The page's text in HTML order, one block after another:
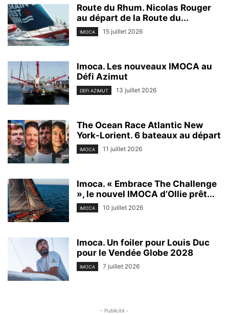
Route du Rhum. Nicolas Rouger
au départ de la Route du...
IMOCA 15 juillet 2026
Imoca. Les nouveaux IMOCA au
Défi Azimut
DEFI AZIMUT 13 juillet 2026
The Ocean Race Atlantic New
York-Lorient. 6 bateaux au départ
IMOCA 11 juillet 2026
Imoca. « Embrace The Challenge
», le nouvel IMOCA d’Ollie prêt...
IMOCA 10 juillet 2026
Imoca. Un foiler pour Louis Duc
pour le Vendée Globe 2028
IMOCA 7 juillet 2026
- Publicité -